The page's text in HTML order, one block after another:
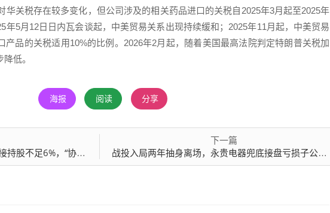
华关税存在较多变化，但公司涉及的相关药品进口的关税自2025年3月起至2025年
年5月12日日内瓦会谈起，中美贸易关系出现持续缓和；2025年11月起，中美贸易
产品的关税适用10%的比例。2026年2月起，随着美国最高法院判定特朗普关税加
低。
海报 阅读 分享
，“协议控局”藏隐忧
下一篇
战投入局两年抽身离场，永贵电器兜底接盘亏损子公司，业绩承压再添资金压力